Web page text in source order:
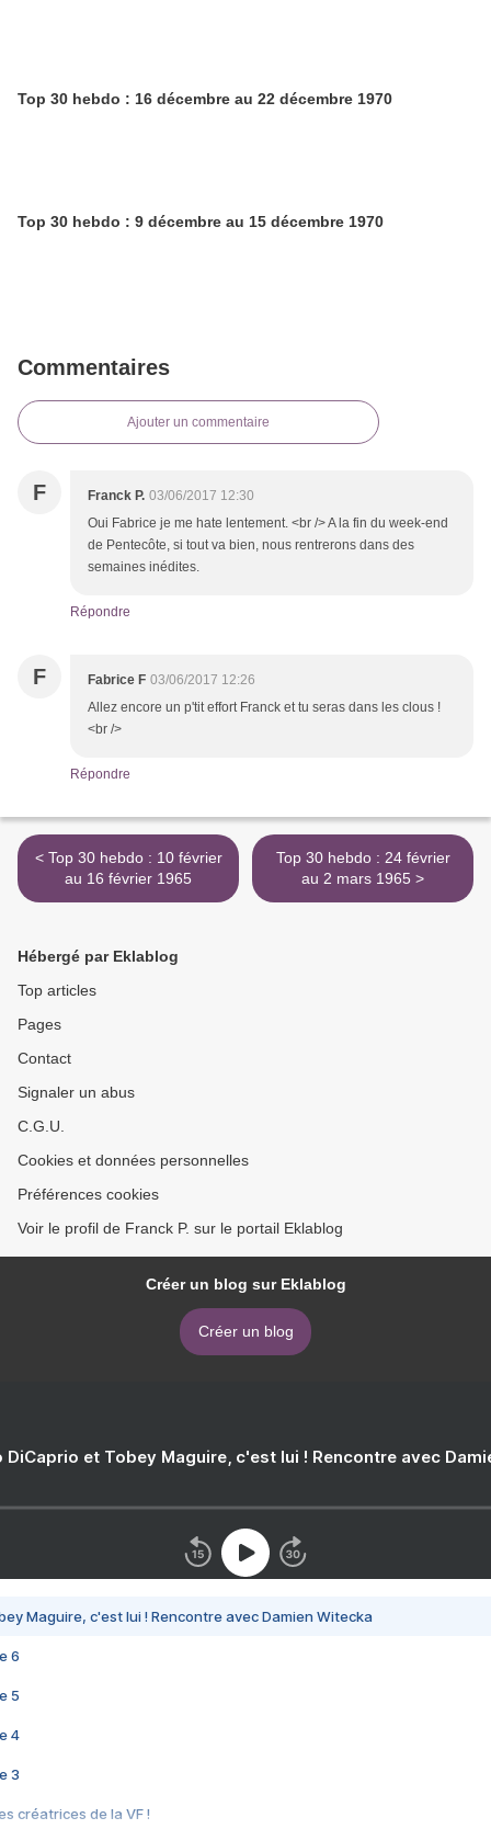
Top 30 hebdo : 16 décembre au 22 décembre 1970
Top 30 hebdo : 9 décembre au 15 décembre 1970
Commentaires
Ajouter un commentaire
F Franck P. 03/06/2017 12:30
Oui Fabrice je me hate lentement. <br /> A la fin du week-end
de Pentecôte, si tout va bien, nous rentrerons dans des
semaines inédites.
Répondre
F Fabrice F 03/06/2017 12:26
Allez encore un p'tit effort Franck et tu seras dans les clous !
<br />
Répondre
< Top 30 hebdo : 10 février
au 16 février 1965
Top 30 hebdo : 24 février
au 2 mars 1965 >
Hébergé par Eklablog
Top articles
Pages
Contact
Signaler un abus
C.G.U.
Cookies et données personnelles
Préférences cookies
Voir le profil de Franck P. sur le portail Eklablog
Créer un blog sur Eklablog
Créer un blog
DiCaprio et Tobey Maguire, c'est lui ! Rencontre avec
Maguire, c'est lui ! Rencontre avec Damien Witecka
6
5
4
3
créatrices de la VF !